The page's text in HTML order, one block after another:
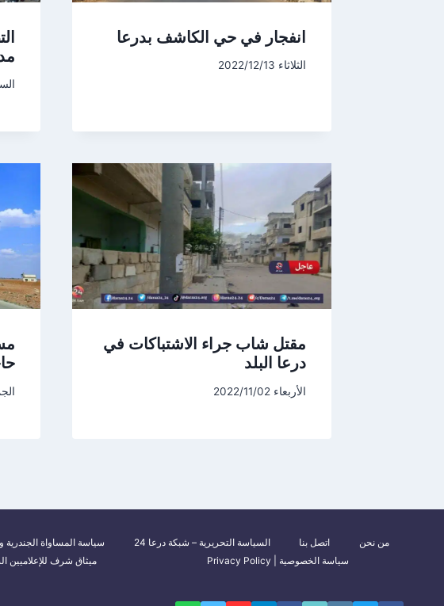
انفجار في حي الكاشف بدرعا
الثلاثاء 2022/12/13
السبت
مقتل شاب جراء الاشتباكات في
درعا البلد
الأربعاء 2022/11/02 الجمعة
من نحن اتصل بنا السياسة التحريرية – شبكة درعا 24
سياسة المساواة الجندرية
سياسة الخصوصية | Privacy Policy
ميثاق شرف للإعلاميين